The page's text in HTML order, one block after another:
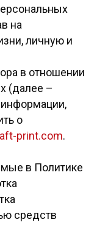
на
личную и
в отношении
(далее –
о
print.com.
в Политике
средств